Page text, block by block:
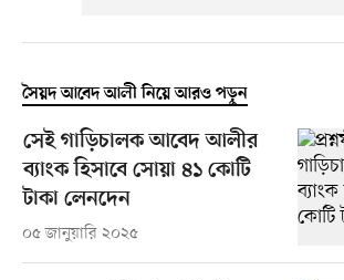
সৈয়দ আবেদ আলী নিয়ে আরও পড়ুন
সেই গাড়িচালক আবেদ আলীর
ব্যাংক হিসাবে সোয়া ৪১ কোটি
টাকা লেনদেন
০৫ জানুয়ারি ২০২৫